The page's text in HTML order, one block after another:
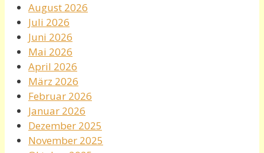
August 2026
Juli 2026
Juni 2026
Mai 2026
April 2026
März 2026
Februar 2026
Januar 2026
Dezember 2025
November 2025